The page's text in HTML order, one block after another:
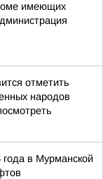
имеющих
отметить
народов
года в Мурманской